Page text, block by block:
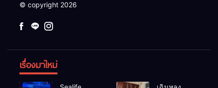
© copyright 2026
เรื่องมาใหม่